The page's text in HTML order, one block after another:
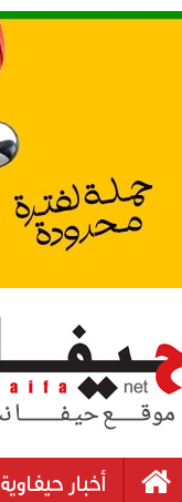
أخبار حيفاوية